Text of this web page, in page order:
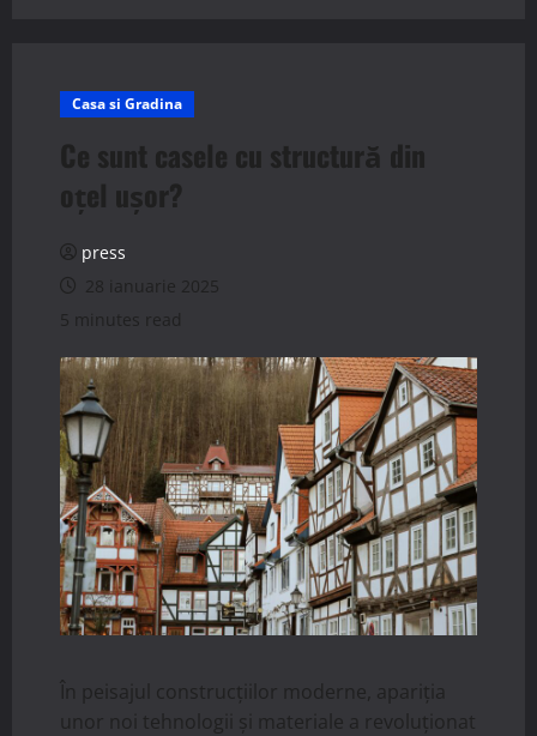
Casa si Gradina
Ce sunt casele cu structură din
oțel ușor?
press
28 ianuarie 2025
5 minutes read
În peisajul construcțiilor moderne, apariția
unor noi tehnologii și materiale a revoluționat